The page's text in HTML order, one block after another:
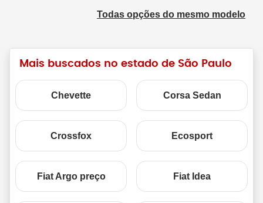
Todas opções do mesmo modelo
Mais buscados no estado de São Paulo
Chevette Corsa Sedan
Crossfox Ecosport
Fiat Argo preço Fiat Idea